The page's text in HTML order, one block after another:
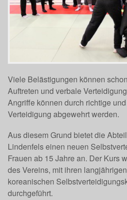
Viele Belästigungen können
Auftreten und verbale
Angriffe können durch richtige
Verteidigung abgewehrt werden.
Aus diesem Grund bietet die
Lindenfels einen neuen
Frauen ab 15 Jahre an. Der Kurs
des Vereins, mit ihren
koreanischen
durchgeführt.